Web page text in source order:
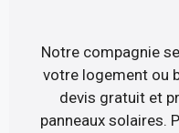
Notre compagnie
votre logement ou
devis gratuit et
panneaux solaires.